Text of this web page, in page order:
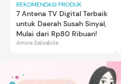
REKOMENDASI PRODUK
7 Antena TV Digital Terbaik
untuk Daerah Susah Sinyal,
Mulai dari Rp80 Ribuan!
Amira Salsabila